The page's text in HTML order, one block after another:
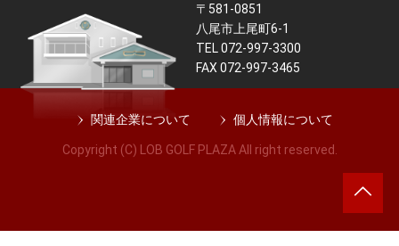
〒581-0851
八尾市上尾町6-1
TEL 072-997-3300
FAX 072-997-3465
関連企業について 個人情報について
Copyright (C) LOB GOLF PLAZA All right reserved.